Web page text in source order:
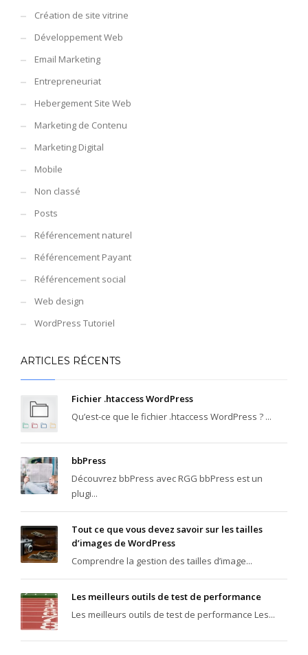
Création de site vitrine
Développement Web
Email Marketing
Entrepreneuriat
Hebergement Site Web
Marketing de Contenu
Marketing Digital
Mobile
Non classé
Posts
Référencement naturel
Référencement Payant
Référencement social
Web design
WordPress Tutoriel
ARTICLES RÉCENTS
Fichier .htaccess WordPress
Qu’est-ce que le fichier .htaccess WordPress ? ...
bbPress
Découvrez bbPress avec RGG bbPress est un
plugi...
Tout ce que vous devez savoir sur les tailles
d’images de WordPress
Comprendre la gestion des tailles d’image...
Les meilleurs outils de test de performance
Les meilleurs outils de test de performance Les...